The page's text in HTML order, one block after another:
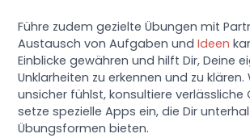
Führe zudem gezielte Übungen mit
Austausch von Aufgaben undIdeen
Einblicke gewähren und hilft Dir, Deine
Unklarheiten zu erkennen und zu klären.
unsicher fühlst, konsultiere verlässliche
setze spezielle Apps ein, die Dir
Übungsformen bieten.